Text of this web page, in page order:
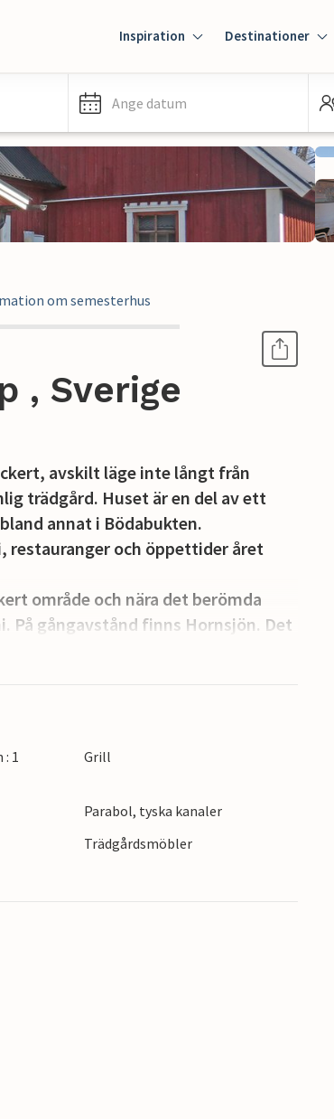
Inspiration Destinationer
Ange datum
om semesterhus
, Sverige
avskilt läge inte långt från
trädgård. Huset är en del av ett
annat i Bödabukten.
och öppettider året
område och nära det berömda
På gångavstånd finns Hornsjön. Det
för bad i Östersjön. Den
1
Grill
Parabol, tyska kanaler
Trädgårdsmöbler